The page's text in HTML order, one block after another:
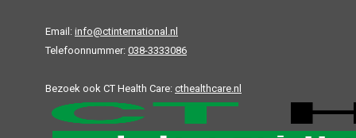
Email: info@ctinternational.nl
Telefoonnummer: 038-3333086
Bezoek ook CT Health Care: cthealthcare.nl